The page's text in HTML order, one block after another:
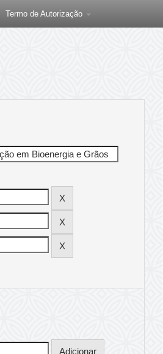
Termo de Autorização